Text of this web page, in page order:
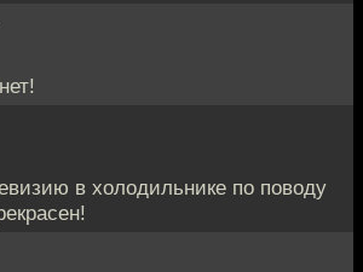
в холодильнике по поводу